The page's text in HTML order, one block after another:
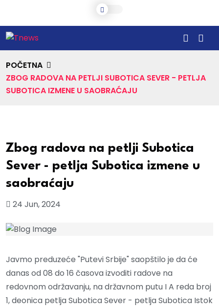
POČETNA
ZBOG RADOVA NA PETLJI SUBOTICA SEVER - PETLJA
SUBOTICA IZMENE U SAOBRAĆAJU
Zbog radova na petlji Subotica
Sever - petlja Subotica izmene u
saobraćaju
24 Jun, 2024
Javmo preduzeće "Putevi Srbije" saopštilo je da će
danas od 08 do 16 časova izvoditi radove na
redovnom održavanju, na državnom putu I A reda broj
1, deonica petlja Subotica Sever - petlja Subotica Istok